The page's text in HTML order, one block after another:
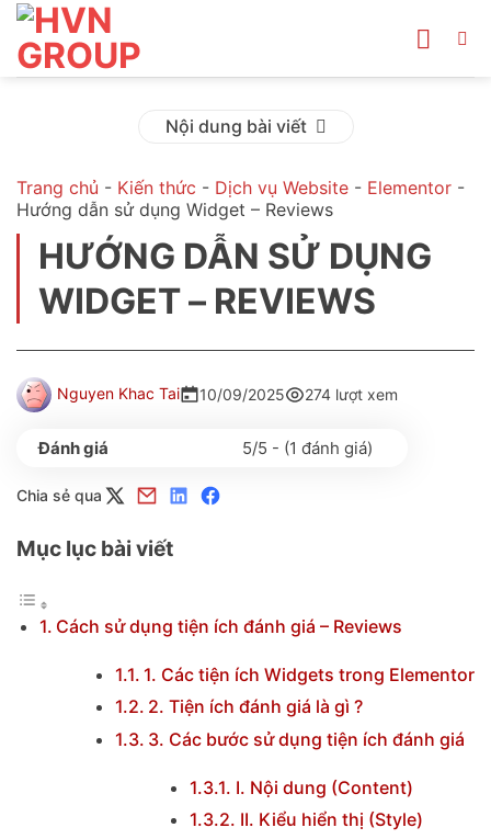
Bỏ
nội
dung
Nội dung bài viết
Trang chủ - Kiến thức - Dịch vụ Website - Elementor -
Hướng dẫn sử dụng Widget – Reviews
HƯỚNG DẪN SỬ DỤNG
WIDGET – REVIEWS
Nguyen Khac Tai 10/09/2025 274 lượt xem
5/5 - (1 đánh giá)
Chia sẻ qua
Mục lục bài viết
Cách sử dụng tiện ích đánh giá – Reviews
1. Các tiện ích Widgets trong Elementor
2. Tiện ích đánh giá là gì ?
3. Các bước sử dụng tiện ích đánh giá
I. Nội dung (Content)
II. Kiểu hiển thị (Style)